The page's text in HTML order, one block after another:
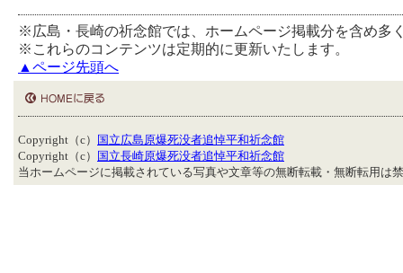
※広島・長崎の祈念館では、ホームページ掲載分を含め多
※これらのコンテンツは定期的に更新いたします。
▲ページ先頭へ
Copyright（c）
国立広島原爆死没者追悼平和祈念館
Copyright（c）
国立長崎原爆死没者追悼平和祈念館
当ホームページに掲載されている写真や文章等の無断転載・無断転用は